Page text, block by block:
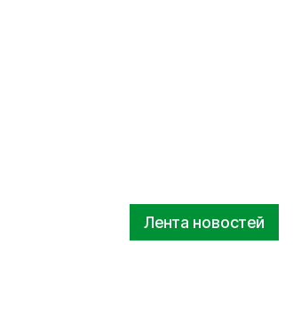
Лента новостей